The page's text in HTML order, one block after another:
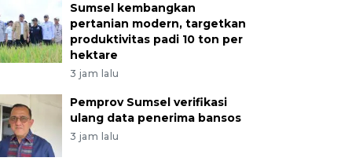
Sumsel kembangkan
pertanian modern, targetkan
produktivitas padi 10 ton per
hektare
3 jam lalu
Pemprov Sumsel verifikasi
ulang data penerima bansos
3 jam lalu